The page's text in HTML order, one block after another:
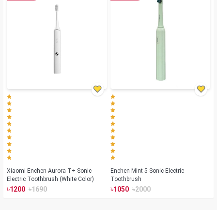
Xiaomi Enchen Aurora T+ Sonic
Electric Toothbrush (White Color)
৳1200 ৳1690
Enchen Mint 5 Sonic Electric
Toothbrush
৳1050 ৳2000